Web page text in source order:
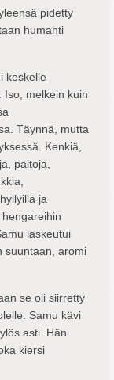
pidetty
humahti
keskelle
Iso, melkein kuin
Täynnä, mutta
Kenkiä,
paitoja,
ja
laskeutui
suuntaan, aromi
se oli siirretty
Samu kävi
asti. Hän
kiersi